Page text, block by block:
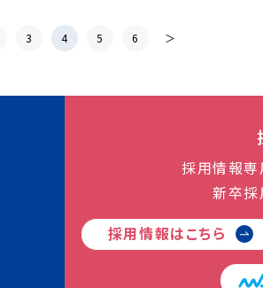
3 4 5 6 ＞
採用情報専
新卒採
採用情報はこちら